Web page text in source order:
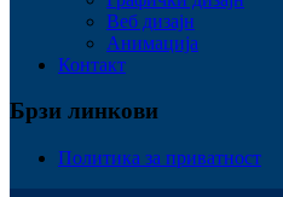
Веб дизајн
Анимација
Контакт
Брзи линкови
Политика за приватност